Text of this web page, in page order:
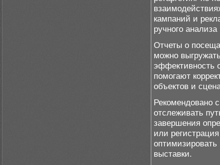
кампаний и
ручного
Отчеты о
можно
эффективность
помогают
объектов и
Рекомендовано
отслеживать
завершения
или
выставки.